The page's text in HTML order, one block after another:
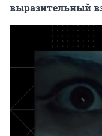
выразительный